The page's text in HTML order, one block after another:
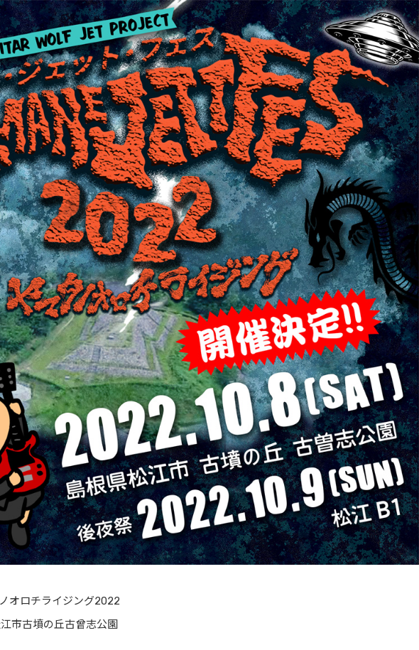
オロチライジング2022
江市古墳の丘古曾志公園